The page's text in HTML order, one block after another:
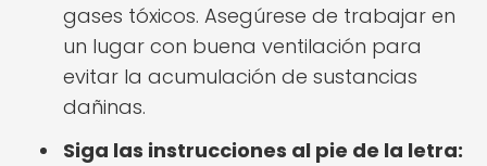
gases tóxicos. Asegúrese de trabajar en
un lugar con buena ventilación para
evitar la acumulación de sustancias
dañinas.
Siga las instrucciones al pie de la letra: